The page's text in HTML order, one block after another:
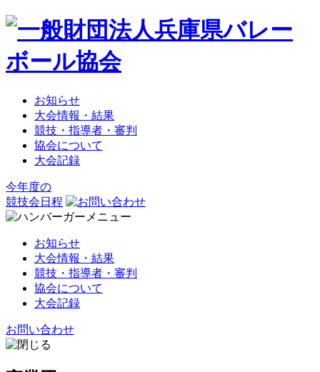
お知らせ
大会情報・結果
競技・指導者・審判
協会について
大会記録
今年度の
競技会日程
お知らせ
大会情報・結果
競技・指導者・審判
協会について
大会記録
お問い合わせ